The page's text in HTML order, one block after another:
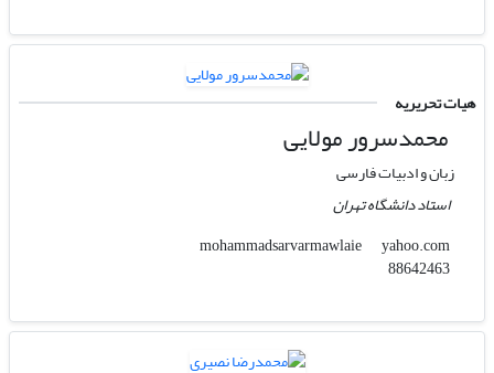
هیات تحریریه
محمدسرور مولایی
زبان و ادبیات فارسی
استاد دانشگاه تهران
mohammadsarvarmawlaie
yahoo.com
88642463